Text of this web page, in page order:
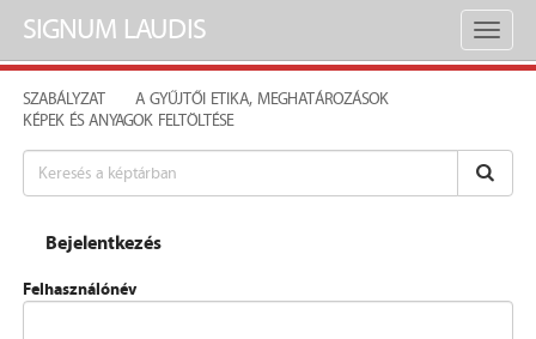
Toggle
SIGNUM LAUDIS
SZABÁLYZAT
A GYŰJTŐI ETIKA, MEGHATÁROZÁSOK
KÉPEK ÉS ANYAGOK FELTÖLTÉSE
Bejelentkezés
Felhasználónév